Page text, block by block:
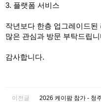
3. 플랫폼 서비스
작년보다 한층 업그레이드
많은 관심과 방문 부탁드립니
감사합니다.
이전글 2026 케이팜 참가 - 청